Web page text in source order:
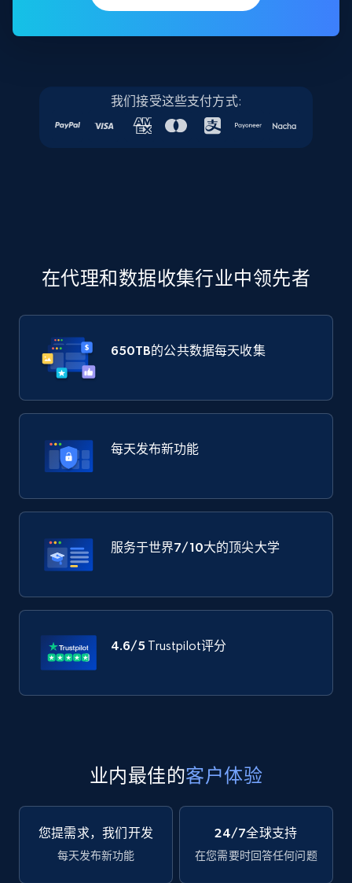
我们接受这些支付方式:
在代理和数据收集行业中领先者
650TB的公共数据每天收集
每天发布新功能
服务于世界7/10大的顶尖大学
4.6/5 Trustpilot评分
业内最佳的客户体验
您提需求，我们开发
每天发布新功能
24/7全球支持
在您需要时回答任何问题